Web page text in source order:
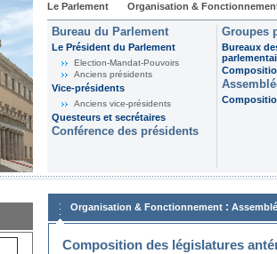
Le Parlement Organisation &
Bureau du Parlement
Le Président du Parlement
Election-Mandat-Pouvoirs
Anciens présidents
Vice-présidents
Anciens vice-présidents
Questeurs et secrétaires
Conférence des présidents
Groupes
Bureaux
Organisation & Fonctionnement :
Composition des législatures